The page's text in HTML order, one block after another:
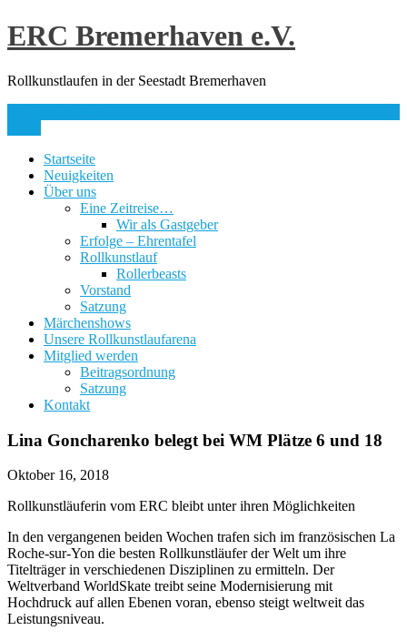
Skip
to
ERC Bremerhaven e.V.
Rollkunstlaufen in der Seestadt Bremerhaven
Startseite
Neuigkeiten
Über uns
Eine Zeitreise…
Wir als Gastgeber
Erfolge – Ehrentafel
Rollkunstlauf
Rollerbeasts
Vorstand
Satzung
Märchenshows
Unsere Rollkunstlaufarena
Mitglied werden
Beitragsordnung
Satzung
Kontakt
Lina Goncharenko belegt bei WM Plätze 6 und 18
Oktober 16, 2018
Rollkunstläuferin vom ERC bleibt unter ihren Möglichkeiten
In den vergangenen beiden Wochen trafen sich im französischen La
Roche-sur-Yon die besten Rollkunstläufer der Welt um ihre
Titelträger in verschiedenen Disziplinen zu ermitteln. Der
Weltverband WorldSkate treibt seine Modernisierung mit
Hochdruck auf allen Ebenen voran, ebenso steigt weltweit das
Leistungsniveau.